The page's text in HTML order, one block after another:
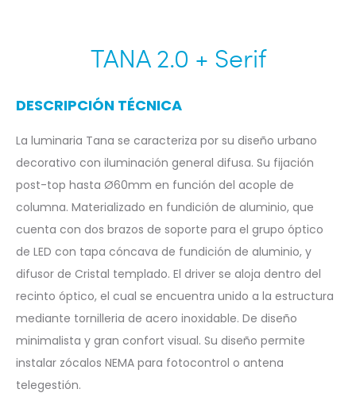
TANA 2.0 + Serif
DESCRIPCIÓN TÉCNICA
La luminaria Tana se caracteriza por su diseño urbano
decorativo con iluminación general difusa. Su fijación
post-top hasta Ø60mm en función del acople de
columna. Materializado en fundición de aluminio, que
cuenta con dos brazos de soporte para el grupo óptico
de LED con tapa cóncava de fundición de aluminio, y
difusor de Cristal templado. El driver se aloja dentro del
recinto óptico, el cual se encuentra unido a la estructura
mediante tornilleria de acero inoxidable. De diseño
minimalista y gran confort visual. Su diseño permite
instalar zócalos NEMA para fotocontrol o antena
telegestión.